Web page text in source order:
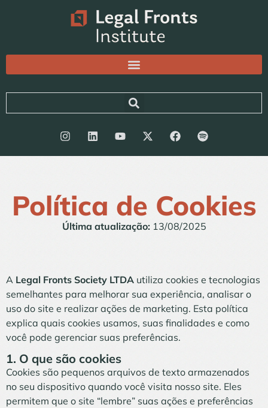
Política de Cookies
Última atualização:13/08/2025
A Legal Fronts Society LTDA utiliza cookies e tecnologias
semelhantes para melhorar sua experiência, analisar o
uso do site e realizar ações de marketing. Esta política
explica quais cookies usamos, suas finalidades e como
você pode gerenciar suas preferências.
1. O que são cookies
Cookies são pequenos arquivos de texto armazenados
no seu dispositivo quando você visita nosso site. Eles
permitem que o site “lembre” suas ações e preferências